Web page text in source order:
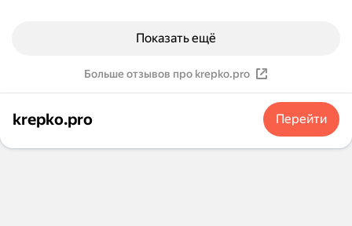
Показать ещё
Больше отзывов про krepko.pro
krepko.pro Перейти